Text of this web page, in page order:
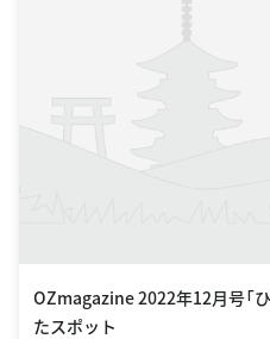
OZmagazine 2022年12月号「
たスポット